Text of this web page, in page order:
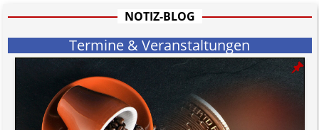
Bitte beachten Sie in dem Zusammenhang auch unsereAGB.
NOTIZ-BLOG
Termine & Veranstaltungen